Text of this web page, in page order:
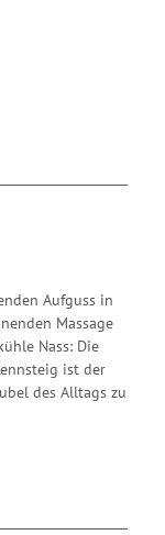
Aufguss in
Massage
Nass: Die
ist der
des Alltags zu